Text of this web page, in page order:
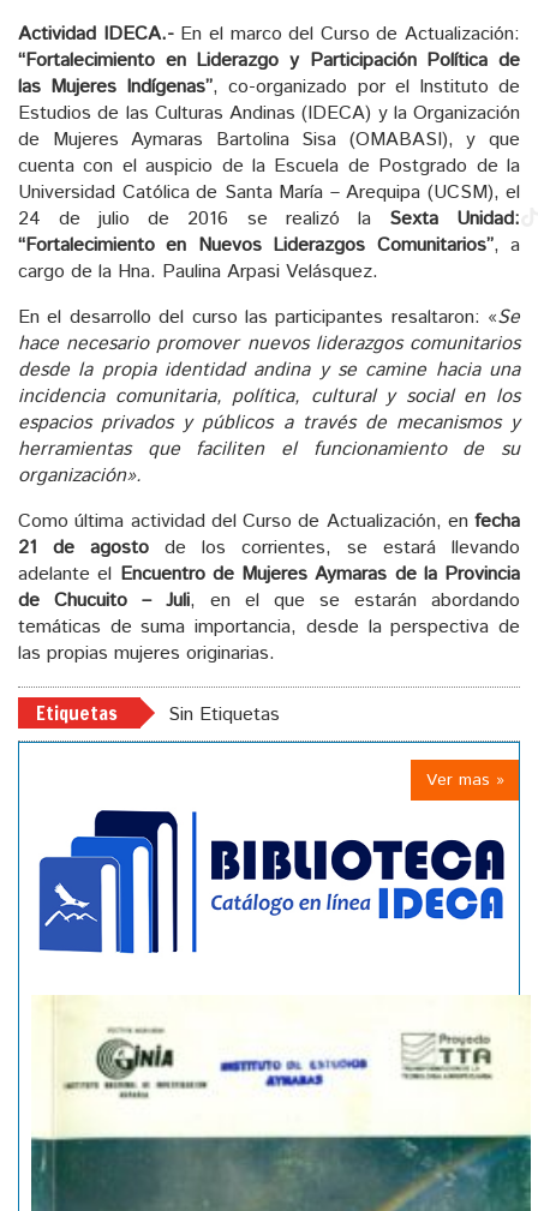
Actividad IDECA.-En el marco del Curso de Actualización:
“Fortalecimiento en Liderazgo y Participación Política de
las Mujeres Indígenas”, co-organizado por el Instituto de
Estudios de las Culturas Andinas (IDECA) y la Organización
de Mujeres Aymaras Bartolina Sisa (OMABASI), y que
cuenta con el auspicio de la Escuela de Postgrado de la
Universidad Católica de Santa María – Arequipa (UCSM), el
24 de julio de 2016 se realizó la Sexta Unidad:
“Fortalecimiento en Nuevos Liderazgos Comunitarios”, a
cargo de la Hna. Paulina Arpasi Velásquez.
En el desarrollo del curso las participantes resaltaron: «Se
hace necesario promover nuevos liderazgos comunitarios
desde la propia identidad andina y se camine hacia una
incidencia comunitaria, política, cultural y social en los
espacios privados y públicos a través de mecanismos y
herramientas que faciliten el funcionamiento de su
organización».
Como última actividad del Curso de Actualización, en fecha
21 de agosto de los corrientes, se estará llevando
adelante el Encuentro de Mujeres Aymaras de la Provincia
de Chucuito – Juli, en el que se estarán abordando
temáticas de suma importancia, desde la perspectiva de
las propias mujeres originarias.
Etiquetas Sin Etiquetas
Ver mas »